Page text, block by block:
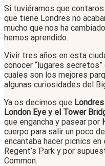
Si tuviéramos que
que tiene Londres no
mucho que nos ha
hemos aprendido.
Vivir tres años en esta
conocer “lugares
cuales son los mejores
algunas curiosidades del
Ya os decimos que Londres
London Eye y el Tower
que engancha y pasear por
cuerpo para salir un poco
encantaba hacer picnics
Regent’s Park y por
Common.